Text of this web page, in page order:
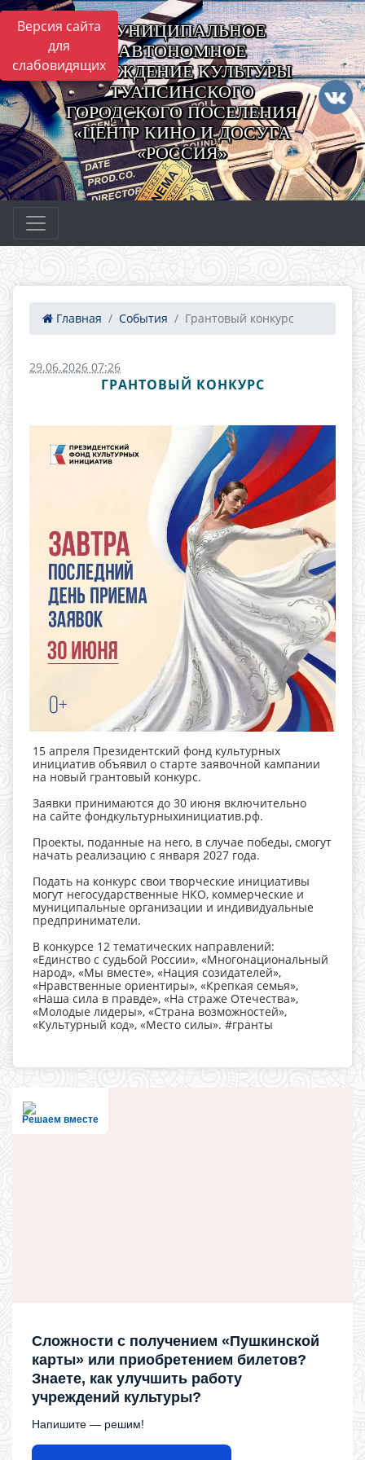
Версия сайта
для
слабовидящих
МУНИЦИПАЛЬНОЕ
АВТОНОМНОЕ
УЧРЕЖДЕНИЕ КУЛЬТУРЫ
ТУАПСИНСКОГО
ГОРОДСКОГО ПОСЕЛЕНИЯ
«ЦЕНТР КИНО И ДОСУГА
«РОССИЯ»
Главная События Грантовый конкурс
29.06.2026 07:26
ГРАНТОВЫЙ КОНКУРС
15 апреля Президентский фонд культурных
инициатив объявил о старте заявочной кампании
на новый грантовый конкурс.
Заявки принимаются до 30 июня включительно
на сайте фондкультурныхинициатив.рф.
Проекты, поданные на него, в случае победы, смогут
начать реализацию с января 2027 года.
Подать на конкурс свои творческие инициативы
могут негосударственные НКО, коммерческие и
муниципальные организации и индивидуальные
предприниматели.
В конкурсе 12 тематических направлений:
«Единство с судьбой России», «Многонациональный
народ», «Мы вместе», «Нация созидателей»,
«Нравственные ориентиры», «Крепкая семья»,
«Наша сила в правде», «На страже Отечества»,
«Молодые лидеры», «Страна возможностей»,
«Культурный код», «Место силы». #гранты
Решаем вместе
Сложности с получением «Пушкинской
карты» или приобретением билетов?
Знаете, как улучшить работу
учреждений культуры?
Напишите — решим!